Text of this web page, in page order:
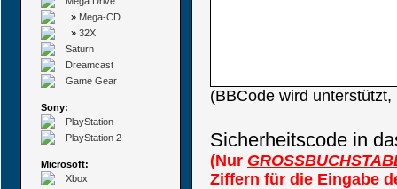
» Mega-CD
» 32X
Saturn
Dreamcast
Game Gear
Sony:
PlayStation
PlayStation 2
Microsoft:
Xbox
(BBCode wird
Sicherheitscode in
(Nur
Ziffern für die Eingabe